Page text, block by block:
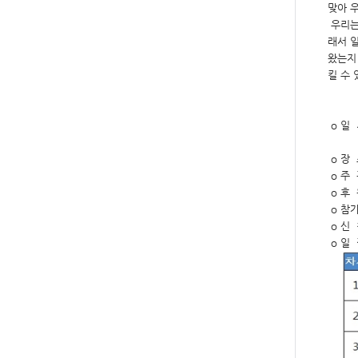
맞아
우리
래서
왔는
킬 수
o 일
o 장
o 주
o 후
o 참
o 신
o 일